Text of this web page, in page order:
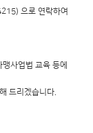
으로 연락하여
사업법 교육 등에
드리겠습니다.